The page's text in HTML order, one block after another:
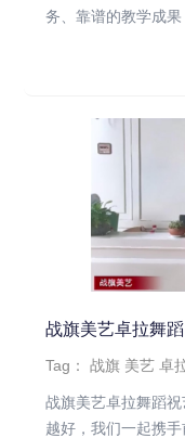
务、靠谱的教学成果
战旗美艺卓拉舞蹈
Tag：战旗 美艺 卓
战旗美艺卓拉舞蹈
越好，我们一起携